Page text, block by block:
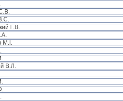
Г.В.
М.І.
В.Л.